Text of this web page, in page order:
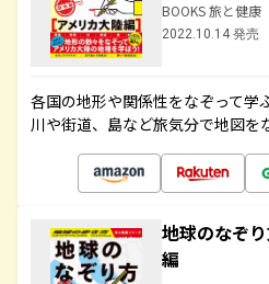
BOOKS 旅と健康
2022.10.14 発売
各国の地形や関係性をなぞって学
川や街道、島など旅気分で地図を
地球のなぞ
編